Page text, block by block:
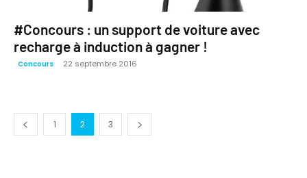
#Concours : un support de voiture avec
recharge à induction à gagner !
Concours 22 septembre 2016
1 2 3